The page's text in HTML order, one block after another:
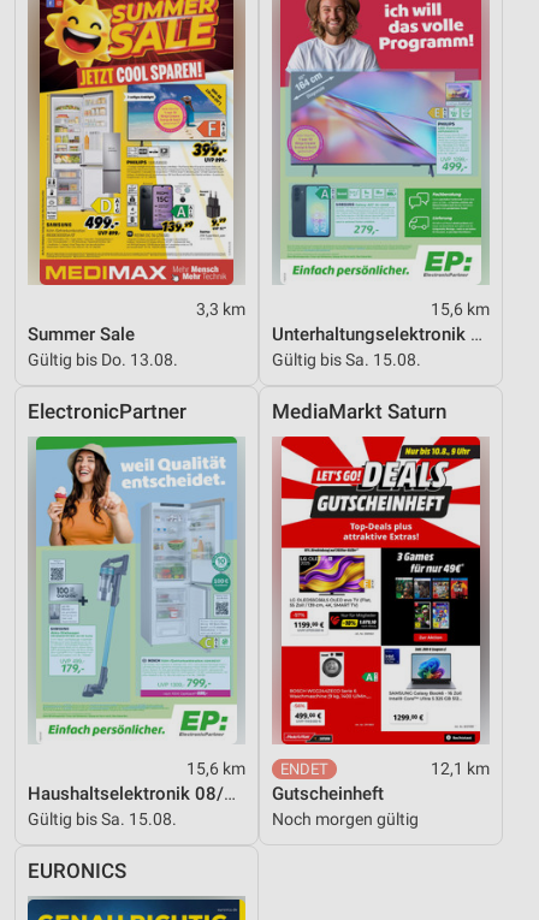
3,3 km
Summer Sale
Gültig bis Do. 13.08.
15,6 km
Unterhaltungselektronik 08/2026
Gültig bis Sa. 15.08.
ElectronicPartner
15,6 km
Haushaltselektronik 08/2026
Gültig bis Sa. 15.08.
MediaMarkt Saturn
12,1 km
Gutscheinheft
Noch morgen gültig
EURONICS
Performance
Funktional
Werbung